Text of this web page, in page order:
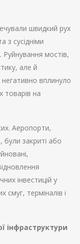
швидкий рух
з сусідніми
мостів,
але й
вплинуло
товарів на
Аеропорти,
були закриті або
інвестицій у
смуг, терміналів і
інфраструктури